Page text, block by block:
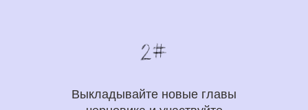
Выкладывайте новые главы